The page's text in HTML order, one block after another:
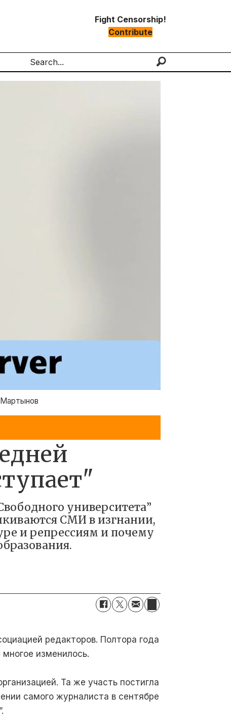
Fight Censorship!
Contribute
Search
Мартынов
университета”
СМИ в изгнании,
и репрессиям и почему
редакторов. Полтора года
изменилось.
Та же участь постигла
самого журналиста в сентябре